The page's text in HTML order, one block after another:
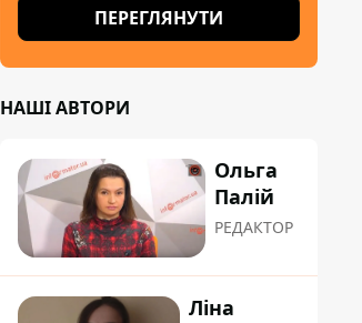
ПЕРЕГЛЯНУТИ
НАШІ АВТОРИ
Ольга
Палій
РЕДАКТОР
Ліна